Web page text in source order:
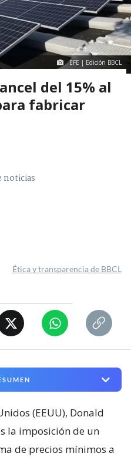
EFE | Edición BBCL
del 15% al
fabricar
noticias
Ética y transparencia de BBCL
(EEUU), Donald
la imposición de un
de precios mínimos a